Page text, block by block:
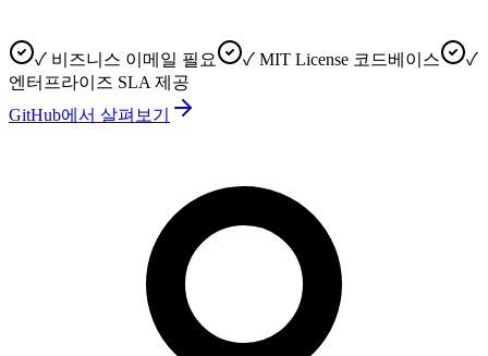
✓ 비즈니스 이메일 필요 ✓ MIT License 코드베이스
✓
엔터프라이즈 SLA 제공
GitHub에서 살펴보기